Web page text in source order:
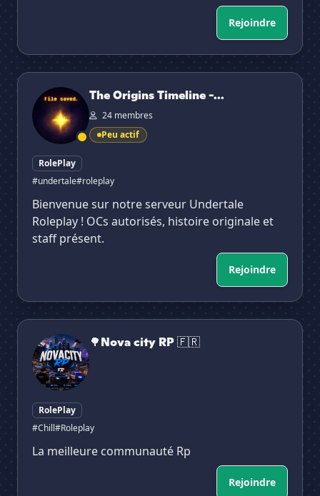
Rejoindre
The Origins Timeline - Undertale RP FR V2
The Origins Timeline -...
24 membres
Peu actif
RolePlay
#undertale#roleplay
Bienvenue sur notre serveur Undertale
Roleplay ! OCs autorisés, histoire originale et
staff présent.
Rejoindre
🌳Nova city RP 🇫🇷
🌳Nova city RP 🇫🇷
RolePlay
#Chill#Roleplay
La meilleure communauté Rp
Rejoindre